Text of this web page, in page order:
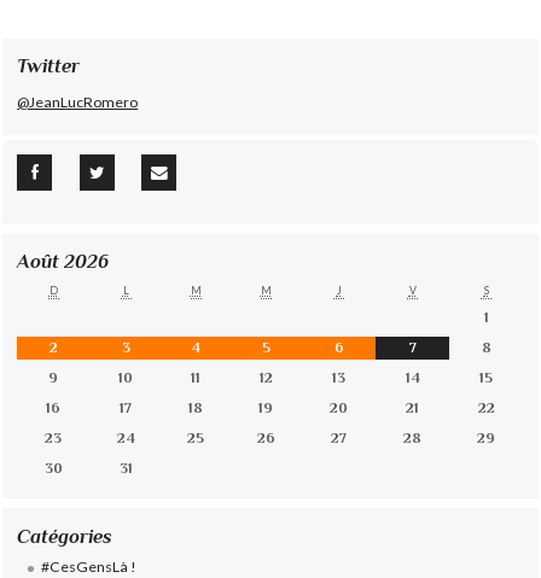
Twitter
@JeanLucRomero
Août 2026
D L M M J V S
1
2
3 4 5 6 7
8
9
10 11 12 13 14
15
16
17 18 19 20 21
22
23
24 25 26 27 28
29
30
31
Catégories
#CesGensLà !